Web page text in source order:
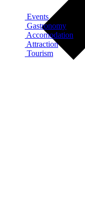
Events
Gastronomy
Accomodation
Attraction
Tourism